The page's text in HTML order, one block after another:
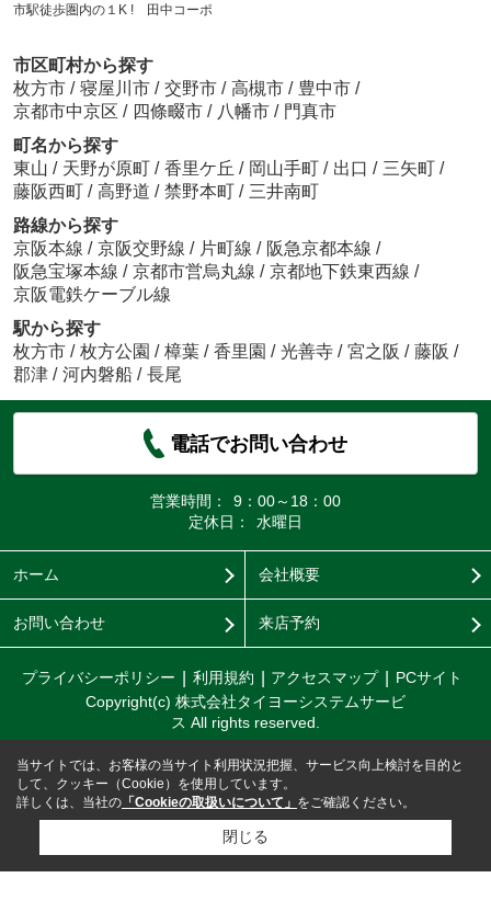
市駅徒歩圏内の１K ! 田中コーポ
市区町村から探す
枚方市 / 寝屋川市 / 交野市 / 高槻市 / 豊中市 /
京都市中京区 / 四條畷市 / 八幡市 / 門真市
町名から探す
東山 / 天野が原町 / 香里ケ丘 / 岡山手町 / 出口 / 三矢町 /
藤阪西町 / 高野道 / 禁野本町 / 三井南町
路線から探す
京阪本線 / 京阪交野線 / 片町線 / 阪急京都本線 /
阪急宝塚本線 / 京都市営烏丸線 / 京都地下鉄東西線 /
京阪電鉄ケーブル線
駅から探す
枚方市 / 枚方公園 / 樟葉 / 香里園 / 光善寺 / 宮之阪 / 藤阪 /
郡津 / 河内磐船 / 長尾
電話でお問い合わせ
営業時間：
9：00～18：00
定休日：
水曜日
ホーム 会社概要
お問い合わせ 来店予約
プライバシーポリシー 利用規約 アクセスマップ
PCサイト
Copyright(c) 株式会社タイヨーシステムサービ
ス All rights reserved.
当サイトでは、お客様の当サイト利用状況把握、サービス向上検討を目的と
して、クッキー（Cookie）を使用しています。
詳しくは、当社の 「Cookieの取扱いについて」 をご確認ください。
閉じる